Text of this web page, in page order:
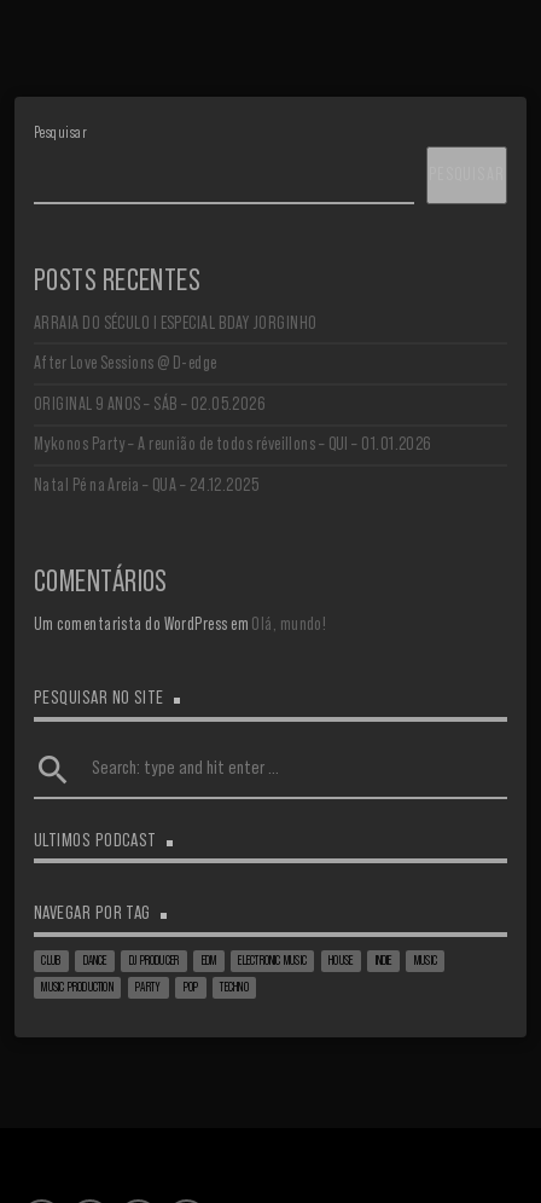
Pesquisar
POSTS RECENTES
ARRAIA DO SÉCULO I ESPECIAL BDAY JORGINHO
After Love Sessions @ D-edge
ORIGINAL 9 ANOS – SÁB – 02.05.2026
Mykonos Party – A reunião de todos réveillons – QUI – 01.01.2026
Natal Pé na Areia – QUA – 24.12.2025
COMENTÁRIOS
Um comentarista do WordPress em Olá, mundo!
PESQUISAR NO SITE
search
ULTIMOS PODCAST
NAVEGAR POR TAG
CLUB DANCE DJ PRODUCER EDM ELECTRONIC MUSIC HOUSE INDIE MUSIC
MUSIC PRODUCTION PARTY POP TECHNO